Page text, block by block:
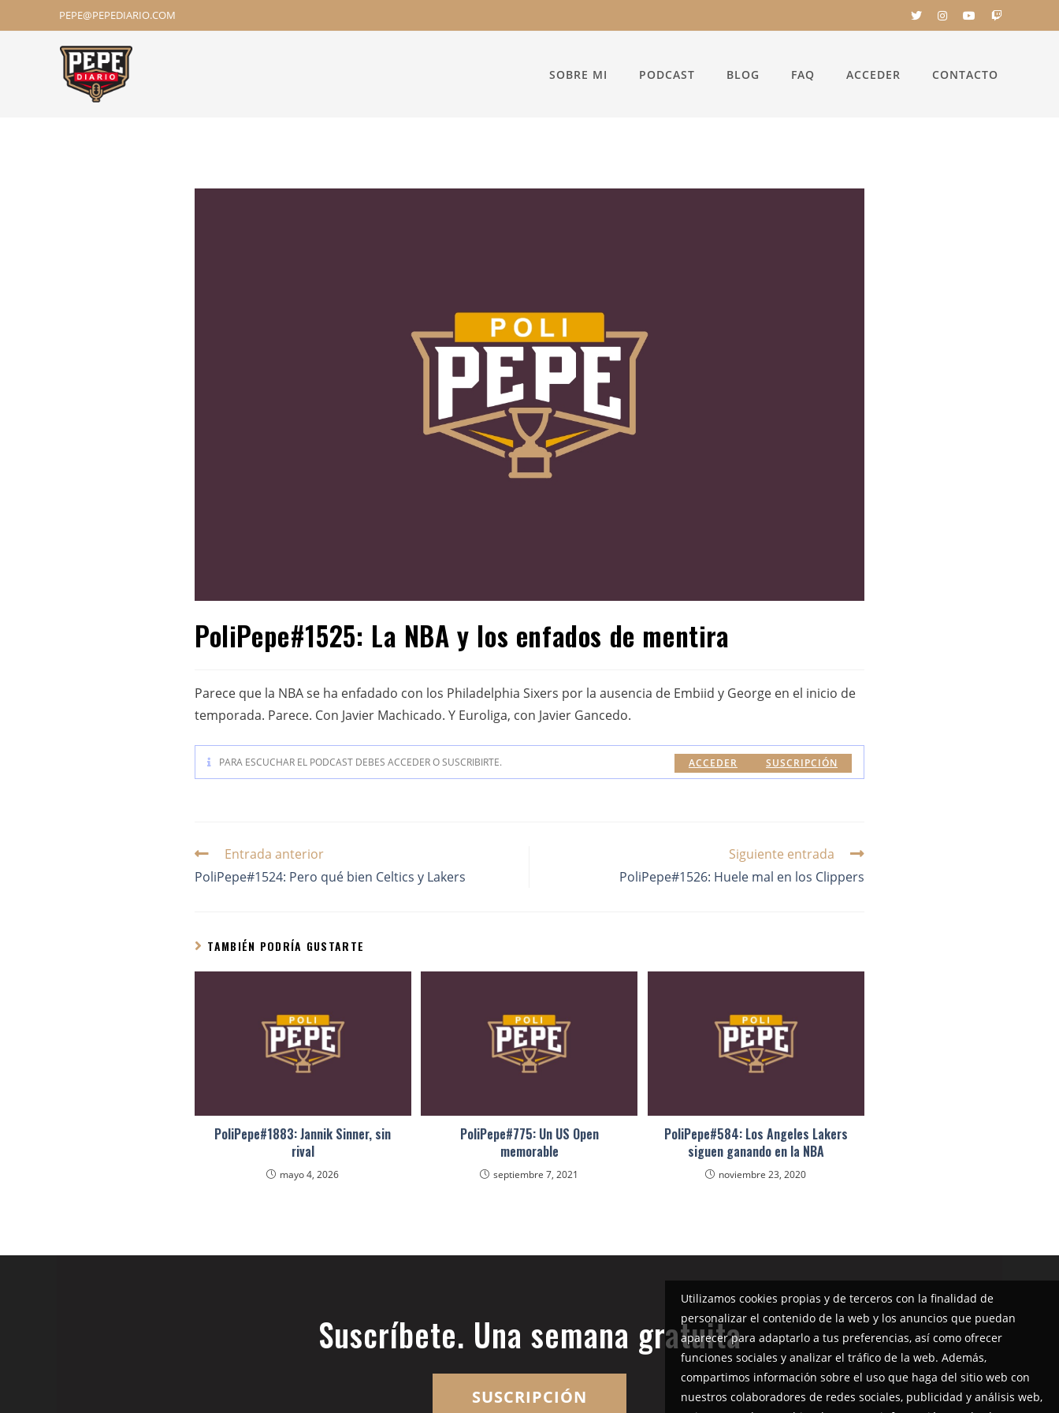
PEPE@PEPEDIARIO.COM
SOBRE MI PODCAST BLOG FAQ ACCEDER CONTACTO
PoliPepe#1525: La NBA y los enfados de mentira
Parece que la NBA se ha enfadado con los Philadelphia Sixers por la ausencia de Embiid y George en el inicio de
temporada. Parece. Con Javier Machicado. Y Euroliga, con Javier Gancedo.
PARA ESCUCHAR EL PODCAST DEBES ACCEDER O SUSCRIBIRTE. SUSCRIPCIÓN
ACCEDER
Entrada anterior
PoliPepe#1524: Pero qué bien Celtics y Lakers
Siguiente entrada
PoliPepe#1526: Huele mal en los Clippers
TAMBIÉN PODRÍA GUSTARTE
PoliPepe#1883: Jannik Sinner, sin
rival
mayo 4, 2026
PoliPepe#775: Un US Open
memorable
septiembre 7, 2021
PoliPepe#584: Los Angeles Lakers
siguen ganando en la NBA
noviembre 23, 2020
Suscríbete. Una semana gratuita
SUSCRIPCIÓN
Utilizamos cookies propias y de terceros con la finalidad de
personalizar el contenido de la web y los anuncios que puedan
aparecer para adaptarlo a tus preferencias, así como ofrecer
funciones sociales y analizar el tráfico de la web. Además,
compartimos información sobre el uso que haga del sitio web con
nuestros colaboradores de redes sociales, publicidad y análisis web,